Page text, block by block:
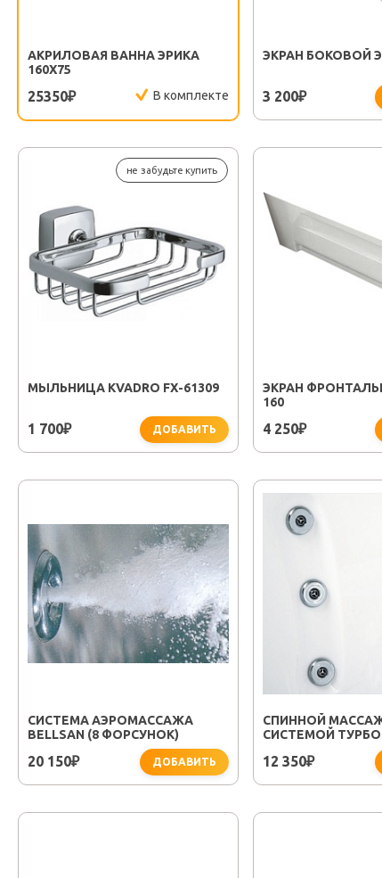
АКРИЛОВАЯ ВАННА ЭРИКА
160X75
25350₽ В комплекте
ЭКРАН БОКОВОЙ
3 200₽
не забудьте купить
МЫЛЬНИЦА KVADRO FX-61309
1 700₽ ДОБАВИТЬ
ЭКРАН
160
4 250₽
СИСТЕМА АЭРОМАССАЖА
BELLSAN (8 ФОРСУНОК)
20 150₽ ДОБАВИТЬ
СПИННОЙ МАССАЖ
СИСТЕМОЙ
12 350₽